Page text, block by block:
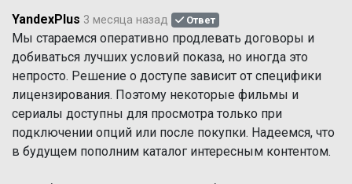
YandexPlus 3 месяца назад Ответ
Мы стараемся оперативно продлевать договоры и
добиваться лучших условий показа, но иногда это
непросто. Решение о доступе зависит от специфики
лицензирования. Поэтому некоторые фильмы и
сериалы доступны для просмотра только при
подключении опций или после покупки. Надеемся, что
в будущем пополним каталог интересным контентом.